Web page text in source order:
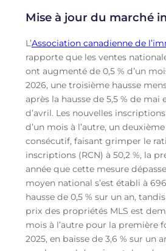
Mise à jour du marché
L’Association canadienne de
rapporte que les ventes
ont augmenté de 0,5 % d’un
2026, une troisième hausse
après la hausse de 5,5 % de mai
d’avril. Les nouvelles
d’un mois à l’autre, un
consécutif, faisant grimper le
inscriptions (RCN) à 50,2 %, la
année que cette mesure
moyen national s’est établi à
hausse de 0,5 % sur un an,
prix des propriétés MLS est
mois à l’autre pour la première
2025, en baisse de 3,6 % sur un